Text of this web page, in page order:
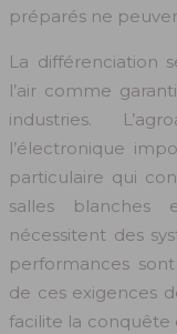
préparés ne
La différenciation
l’air comme
industries.
l’électronique
particulaire qui
salles blanches
nécessitent des
performances
de ces exigences
facilite la conquête